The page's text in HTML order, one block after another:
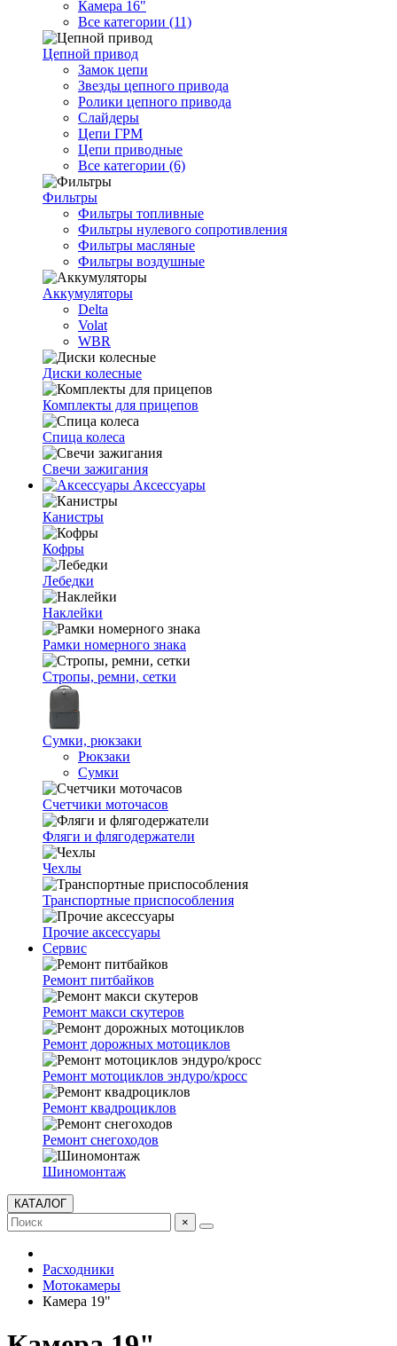
Камера 16"
Все категории (11)
Цепной привод
Замок цепи
Звезды цепного привода
Ролики цепного привода
Слайдеры
Цепи ГРМ
Цепи приводные
Все категории (6)
Фильтры
Фильтры топливные
Фильтры нулевого сопротивления
Фильтры масляные
Фильтры воздушные
Аккумуляторы
Delta
Volat
WBR
Диски колесные
Комплекты для прицепов
Спица колеса
Свечи зажигания
Аксессуары
Канистры
Кофры
Лебедки
Наклейки
Рамки номерного знака
Стропы, ремни, сетки
Сумки, рюкзаки
Рюкзаки
Сумки
Счетчики моточасов
Фляги и флягодержатели
Чехлы
Транспортные приспособления
Прочие аксессуары
Сервис
Ремонт питбайков
Ремонт макси скутеров
Ремонт дорожных мотоциклов
Ремонт мотоциклов эндуро/кросс
Ремонт квадроциклов
Ремонт снегоходов
Шиномонтаж
КАТАЛОГ
×
Расходники
Мотокамеры
Камера 19"